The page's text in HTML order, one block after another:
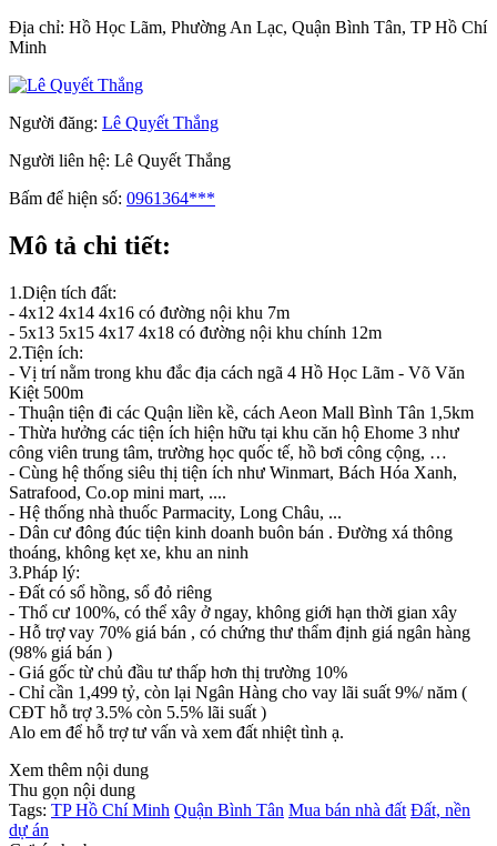
Địa chỉ: Hồ Học Lãm, Phường An Lạc, Quận Bình Tân, TP Hồ Chí
Minh
Người đăng: Lê Quyết Thắng
Người liên hệ: Lê Quyết Thắng
Bấm để hiện số: 0961364***
Mô tả chi tiết:
1.Diện tích đất:
- 4x12 4x14 4x16 có đường nội khu 7m
- 5x13 5x15 4x17 4x18 có đường nội khu chính 12m
2.Tiện ích:
- Vị trí nằm trong khu đắc địa cách ngã 4 Hồ Học Lãm - Võ Văn
Kiệt 500m
- Thuận tiện đi các Quận liền kề, cách Aeon Mall Bình Tân 1,5km
- Thừa hưởng các tiện ích hiện hữu tại khu căn hộ Ehome 3 như
công viên trung tâm, trường học quốc tế, hồ bơi công cộng, …
- Cùng hệ thống siêu thị tiện ích như Winmart, Bách Hóa Xanh,
Satrafood, Co.op mini mart, ....
- Hệ thống nhà thuốc Parmacity, Long Châu, ...
- Dân cư đông đúc tiện kinh doanh buôn bán . Đường xá thông
thoáng, không kẹt xe, khu an ninh
3.Pháp lý:
- Đất có sổ hồng, sổ đỏ riêng
- Thổ cư 100%, có thể xây ở ngay, không giới hạn thời gian xây
- Hỗ trợ vay 70% giá bán , có chứng thư thẩm định giá ngân hàng
(98% giá bán )
- Giá gốc từ chủ đầu tư thấp hơn thị trường 10%
- Chỉ cần 1,499 tỷ, còn lại Ngân Hàng cho vay lãi suất 9%/ năm (
CĐT hỗ trợ 3.5% còn 5.5% lãi suất )
Alo em để hỗ trợ tư vấn và xem đất nhiệt tình ạ.
Xem thêm nội dung
Thu gọn nội dung
Tags: TP Hồ Chí Minh Quận Bình Tân Mua bán nhà đất Đất, nền
dự án